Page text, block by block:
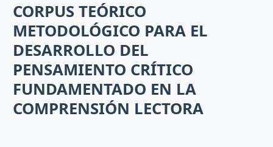
CORPUS TEÓRICO
METODOLÓGICO PARA EL
DESARROLLO DEL
PENSAMIENTO CRÍTICO
FUNDAMENTADO EN LA
COMPRENSIÓN LECTORA